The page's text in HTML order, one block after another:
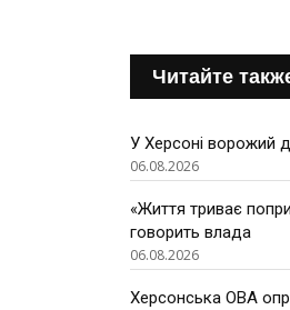
Читайте
У Херсоні ворожий
06.08.2026
«Життя триває
говорить влада
06.08.2026
Херсонська ОВА